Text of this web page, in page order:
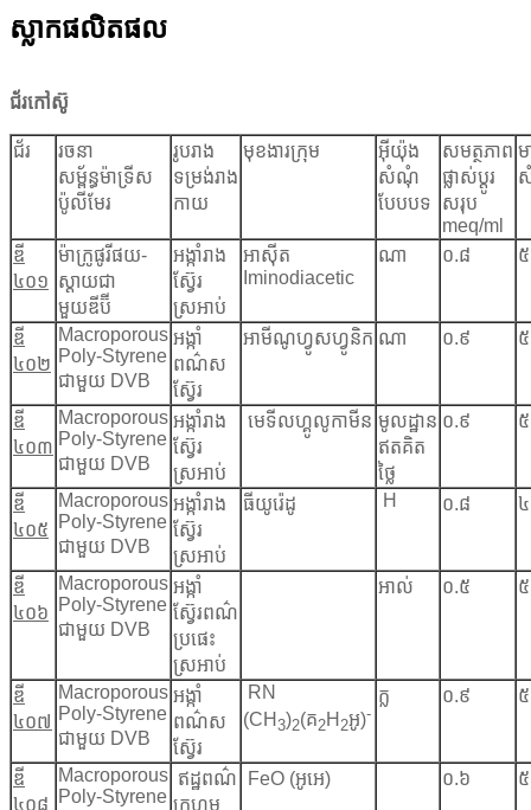
ស្លាកផលិតផល
ជ័រកៅស៊ូ
ជ័រ
រចនា
សម្ព័ន្ធម៉ាទ្រីស
ប៉ូលីមែរ
រូបរាង
ទម្រង់រាង
កាយ
មុខងារក្រុម
អ៊ីយ៉ុង
សំណុំ
បែបបទ
សមត្ថភាព
ផ្លាស់ប្តូរ
សរុប
meq/ml
ម
ឌី
៤០១
ម៉ាក្រូផូរីផយ-
ស្តាយជា
មួយឌីប៊ី
អង្កាំរាង
ស្វ៊ែរ
ស្រអាប់
អាស៊ីត
Iminodiacetic
ណា ០.៨
ឌី
៤០២
Macroporous
Poly-Styrene
ជាមួយ DVB
អង្កាំ
ពណ៌ស
ស្វ៊ែរ
អាមីណូហ្វូសហ្វូនិក ណា ០.៩
ឌី
៤០៣
Macroporous
Poly-Styrene
ជាមួយ DVB
អង្កាំរាង
ស្វ៊ែរ
ស្រអាប់
មេទីលហ្គូលូកាមីន មូលដ្ឋាន
ឥតគិត
ថ្លៃ
០.៩
ឌី
៤០៥
Macroporous
Poly-Styrene
ជាមួយ DVB
អង្កាំរាង
ស្វ៊ែរ
ស្រអាប់
ធីយូរ៉េដូ H ០.៨
ឌី
៤០៦
Macroporous
Poly-Styrene
ជាមួយ DVB
អង្កាំ
ស្វ៊ែរពណ៌
ប្រផេះ
ស្រអាប់
អាល់ ០.៥
ឌី
៤០៧
Macroporous
Poly-Styrene
ជាមួយ DVB
អង្កាំ
ពណ៌ស
ស្វ៊ែរ
RN
(CH 3)2(គ2H 2អូ)-
ក្ល ០.៩
ឌី
៤០៨
Macroporous
Poly-Styrene
ឥដ្ឋពណ៌
ក្រហម
FeO (អូអេ) ០.៦